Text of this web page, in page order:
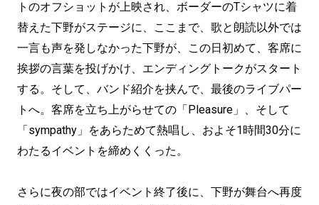
トのオフショットが上映され、ボーダーのTシャツに着
替えた下野がステージに、ここまで、歌と朗読以外では
一言も声を発しなかった下野が、この日初めて、客席に
挨拶の言葉を投げかけ、エンディングトークがスタート
する。そして、バンド紹介を挟んで、最後のライブパー
トへ。客席を立ち上がらせての「Pleasure」、そして
「sympathy」をあらためて熱唱し、およそ1時間30分に
わたるイベントを締めくくった。
さらに夜の部ではイベント終了後に、下野が舞台へ再度